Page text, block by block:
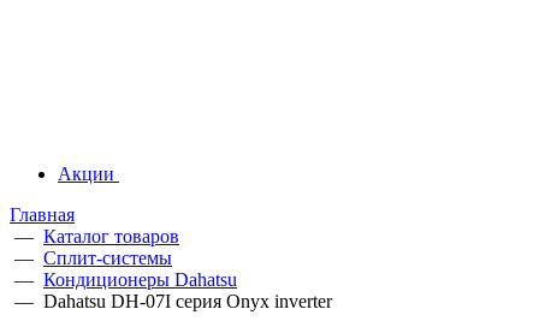
Акции
Главная
— Каталог товаров
— Сплит-системы
— Кондиционеры Dahatsu
— Dahatsu DH-07I серия Onyx inverter